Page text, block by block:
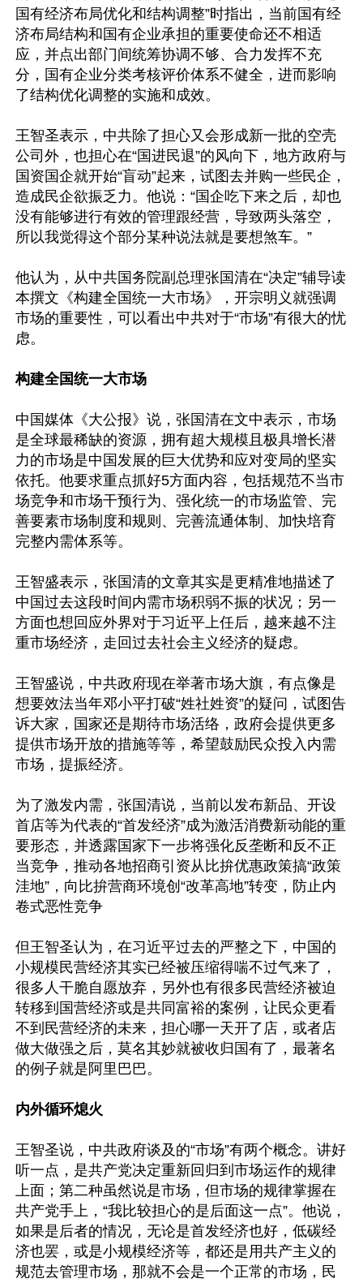
国有经济布局优化和结构调整”时指出，当前国有经
济布局结构和国有企业承担的重要使命还不相适
应，并点出部门间统筹协调不够、合力发挥不充
分，国有企业分类考核评价体系不健全，进而影响
了结构优化调整的实施和成效。
王智圣表示，中共除了担心又会形成新一批的空壳
公司外，也担心在“国进民退”的风向下，地方政府与
国资国企就开始“盲动”起来，试图去并购一些民企，
造成民企欲振乏力。他说：“国企吃下来之后，却也
没有能够进行有效的管理跟经营，导致两头落空，
所以我觉得这个部分某种说法就是要想煞车。”
他认为，从中共国务院副总理张国清在“决定”辅导读
本撰文《构建全国统一大市场》，开宗明义就强调
市场的重要性，可以看出中共对于“市场”有很大的忧
虑。
构建全国统一大市场
中国媒体《大公报》说，张国清在文中表示，市场
是全球最稀缺的资源，拥有超大规模且极具增长潜
力的市场是中国发展的巨大优势和应对变局的坚实
依托。他要求重点抓好5方面内容，包括规范不当市
场竞争和市场干预行为、强化统一的市场监管、完
善要素市场制度和规则、完善流通体制、加快培育
完整内需体系等。
王智盛表示，张国清的文章其实是更精准地描述了
中国过去这段时间内需市场积弱不振的状况；另一
方面也想回应外界对于习近平上任后，越来越不注
重市场经济，走回过去社会主义经济的疑虑。
王智盛说，中共政府现在举著市场大旗，有点像是
想要效法当年邓小平打破“姓社姓资”的疑问，试图告
诉大家，国家还是期待市场活络，政府会提供更多
提供市场开放的措施等等，希望鼓励民众投入内需
市场，提振经济。
为了激发内需，张国清说，当前以发布新品、开设
首店等为代表的“首发经济”成为激活消费新动能的重
要形态，并透露国家下一步将强化反垄断和反不正
当竞争，推动各地招商引资从比拚优惠政策搞“政策
洼地”，向比拚营商环境创“改革高地”转变，防止内
卷式恶性竞争
但王智圣认为，在习近平过去的严整之下，中国的
小规模民营经济其实已经被压缩得喘不过气来了，
很多人干脆自愿放弃，另外也有很多民营经济被迫
转移到国营经济或是共同富裕的案例，让民众更看
不到民营经济的未来，担心哪一天开了店，或者店
做大做强之后，莫名其妙就被收归国有了，最著名
的例子就是阿里巴巴。
内外循环熄火
王智圣说，中共政府谈及的“市场”有两个概念。讲好
听一点，是共产党决定重新回归到市场运作的规律
上面；第二种虽然说是市场，但市场的规律掌握在
共产党手上，“我比较担心的是后面这一点”。他说，
如果是后者的情况，无论是首发经济也好，低碳经
济也罢，或是小规模经济等，都还是用共产主义的
规范去管理市场，那就不会是一个正常的市场，民